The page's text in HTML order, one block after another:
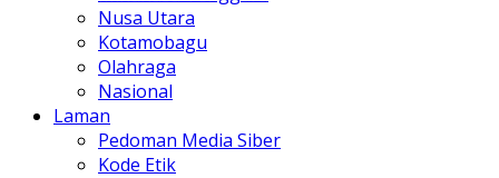
Nusa Utara
Kotamobagu
Olahraga
Nasional
Laman
Pedoman Media Siber
Kode Etik